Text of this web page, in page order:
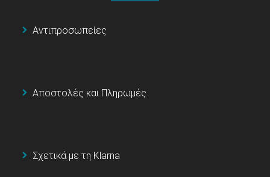
Αντιπροσωπείες
Αποστολές και Πληρωμές
Σχετικά με τη Klarna